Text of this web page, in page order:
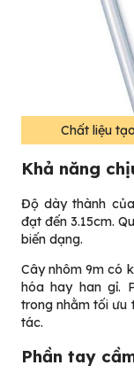
Chất liệu
Khả năng
Độ dày thành
đạt đến 3.15cm.
biến dạng.
Cây nhôm 9m có
hóa hay han gỉ.
trong nhằm tối ưu
tác.
Phần tay